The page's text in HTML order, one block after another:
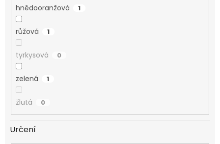
hnědooranžová 1
růžová 1
tyrkysová 0
zelená 1
žlutá 0
Určení